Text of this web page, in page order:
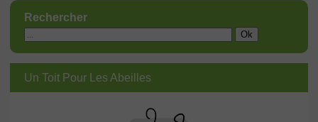
Rechercher
Un Toit Pour Les Abeilles